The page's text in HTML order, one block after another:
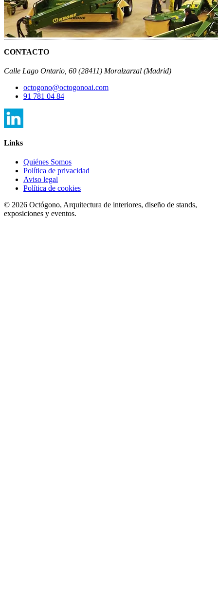
CONTACTO
Calle Lago Ontario, 60 (28411) Moralzarzal (Madrid)
octogono@octogonoai.com
91 781 04 84
Links
Quiénes Somos
Política de privacidad
Aviso legal
Política de cookies
© 2026 Octógono, Arquitectura de interiores, diseño de stands,
exposiciones y eventos.